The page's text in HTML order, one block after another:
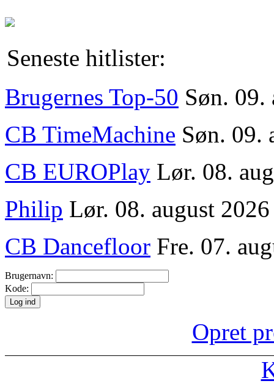
Seneste hitlister:
Brugernes Top-50 Søn. 09.
CB TimeMachine Søn. 09.
CB EUROPlay Lør. 08.
Philip Lør. 08. august
CB Dancefloor Fre. 07.
Brugernavn:
Kode:
Opret